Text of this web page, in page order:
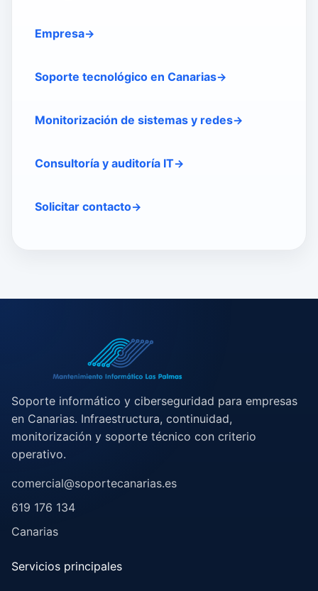
Empresa
Soporte tecnológico en Canarias
Monitorización de sistemas y redes
Consultoría y auditoría IT
Solicitar contacto
Soporte informático y ciberseguridad para empresas
en Canarias. Infraestructura, continuidad,
monitorización y soporte técnico con criterio
operativo.
comercial@soportecanarias.es
619 176 134
Canarias
Servicios principales